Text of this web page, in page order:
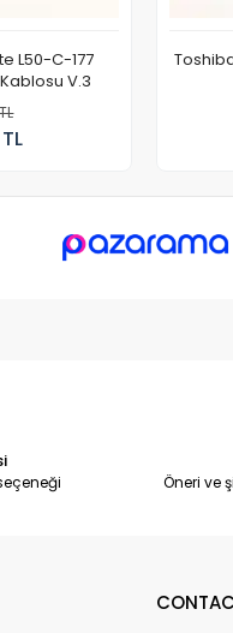
L50-C-177
V.3
Öneri ve